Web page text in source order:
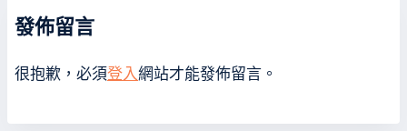
發佈留言
很抱歉，必須登入網站才能發佈留言。